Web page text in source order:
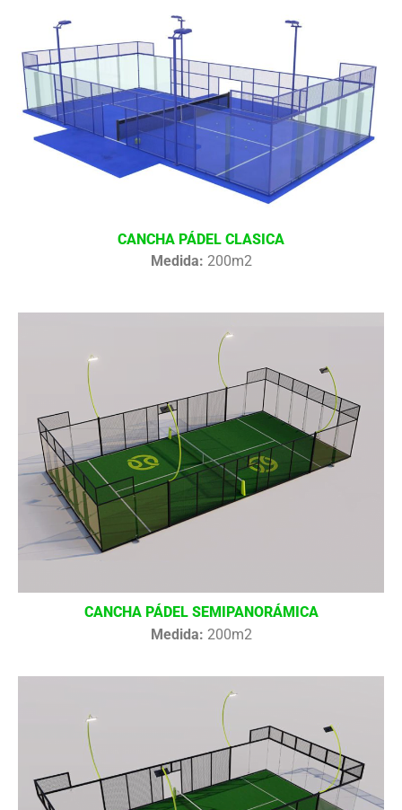
CANCHA PÁDEL CLASICA
Medida: 200m2
CANCHA PÁDEL SEMIPANORÁMICA
Medida: 200m2